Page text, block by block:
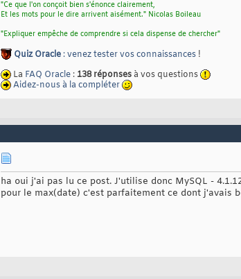
"Ce que l'on conçoit bien s'énonce clairement,
Et les mots pour le dire arrivent aisément." Nicolas Boileau
"Expliquer empêche de comprendre si cela dispense de chercher"
Quiz Oracle : venez tester vos connaissances !
La FAQ Oracle : 138 réponsesà vos questions
Aidez-nous à la compléter
ha oui j'ai pas lu ce post. J'utilise donc MySQL -
pour le max(date) c'est parfaitement ce dont j'avais